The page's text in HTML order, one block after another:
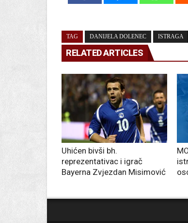
TAG DANIJELA DOLENEC ISTRAGA
RELATED ARTICLES
Uhićen bivši bh.
reprezentativac i igrač
Bayerna Zvjezdan Misimović